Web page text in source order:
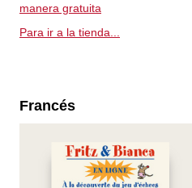
manera gratuita
Para ir a la tienda...
Francés